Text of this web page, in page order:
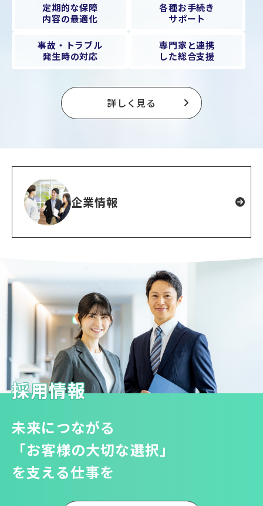
定期的な保障
内容の最適化
各種お⼿続き
サポート
事故・トラブル
発生時の対応
専門家と連携
した総合支援
詳しく見る
企業情報
採用情報
未来につながる
「お客様の大切な選択」
を支える仕事を